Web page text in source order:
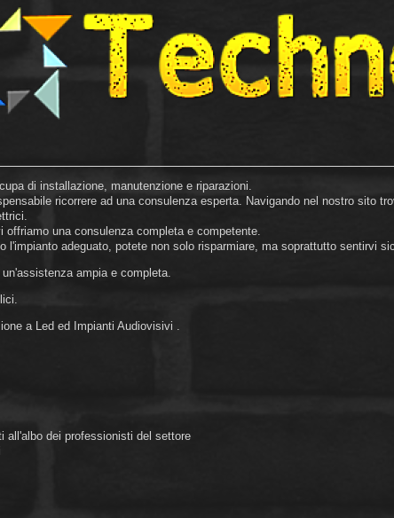
di installazione, manutenzione e riparazioni.
ricorrere ad una consulenza esperta. Navigando nel nostro sito
una consulenza completa e competente.
adeguato, potete non solo risparmiare, ma soprattutto sentirvi
ampia e completa.
a Led ed Impianti Audiovisivi .
all'albo dei professionisti del settore